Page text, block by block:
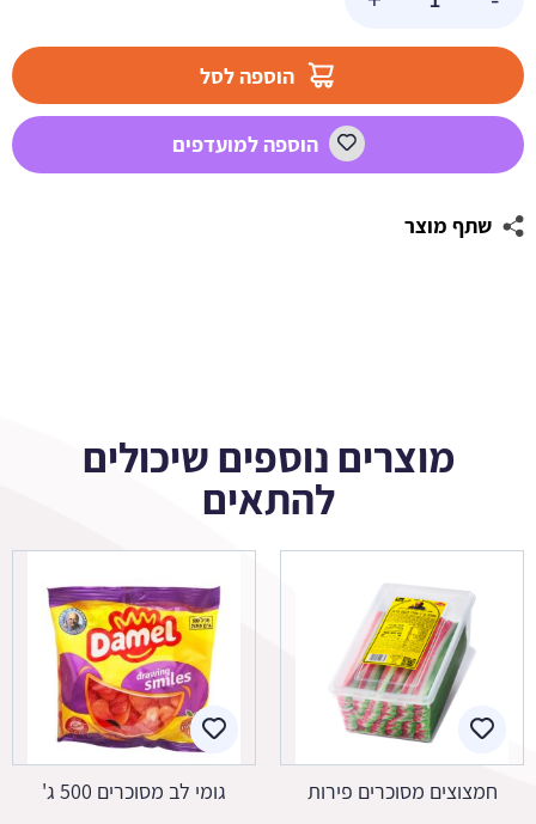
500
הוספה לסל
הוספה למועדפים
שתף מוצר
מוצרים נוספים שיכולים
להתאים
חמצוצים מסוכרים פירות גומי לב מסוכרים 500 ג'